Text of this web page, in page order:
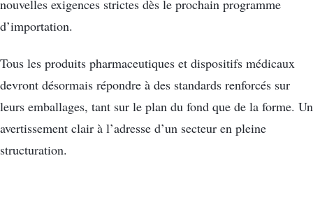
nouvelles exigences strictes dès le prochain programme
d’importation.
Tous les produits pharmaceutiques et dispositifs médicaux
devront désormais répondre à des standards renforcés sur
leurs emballages, tant sur le plan du fond que de la forme. Un
avertissement clair à l’adresse d’un secteur en pleine
structuration.